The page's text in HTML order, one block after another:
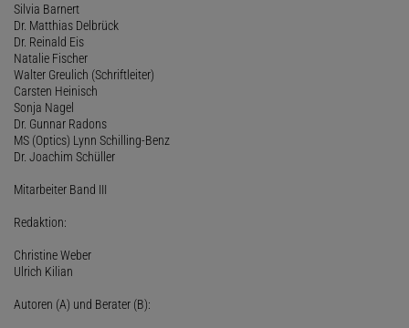
Silvia Barnert
Dr. Matthias Delbrück
Dr. Reinald Eis
Natalie Fischer
Walter Greulich (Schriftleiter)
Carsten Heinisch
Sonja Nagel
Dr. Gunnar Radons
MS (Optics) Lynn Schilling-Benz
Dr. Joachim Schüller
Mitarbeiter Band III
Redaktion:
Christine Weber
Ulrich Kilian
Autoren (A) und Berater (B):